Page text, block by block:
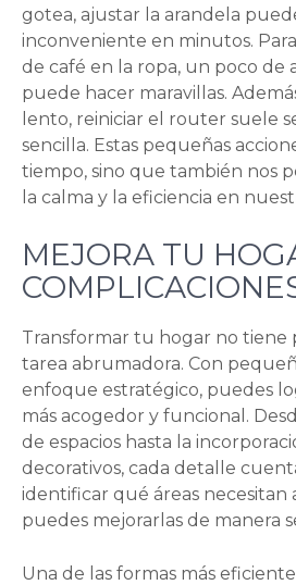
gotea, ajustar la arandela
inconveniente en minutos.
de café en la ropa, un poco de
puede hacer maravillas.
lento, reiniciar el router suele
sencilla. Estas pequeñas
tiempo, sino que también nos
la calma y la eficiencia en
MEJORA TU
Transformar tu hogar no tiene
tarea abrumadora. Con
enfoque estratégico, puedes
más acogedor y funcional.
de espacios hasta la
decorativos, cada detalle
identificar qué áreas necesitan
puedes mejorarlas de manera
Una de las formas más